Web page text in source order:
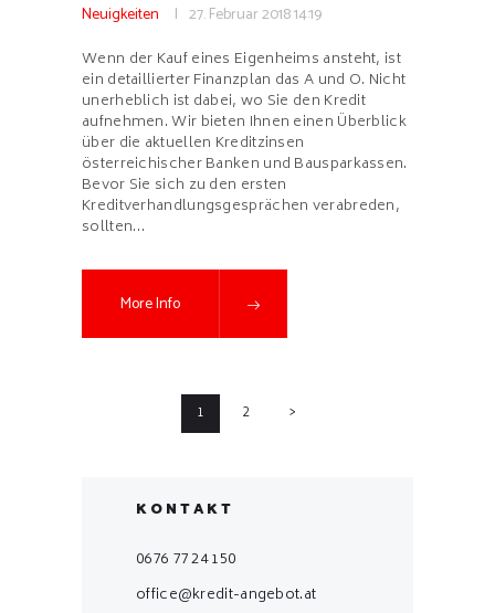
Neuigkeiten 27. Februar 201814:19
Wenn der Kauf eines Eigenheims ansteht, ist
ein detaillierter Finanzplan das A und O. Nicht
unerheblich ist dabei, wo Sie den Kredit
aufnehmen. Wir bieten Ihnen einen Überblick
über die aktuellen Kreditzinsen
österreichischer Banken und Bausparkassen.
Bevor Sie sich zu den ersten
Kreditverhandlungsgesprächen verabreden,
sollten…
More Info
Seitennummerierung
PAGE
1 PAGE
2 >
KONTAKT
0676 77 24 150
office@kredit-angebot.at